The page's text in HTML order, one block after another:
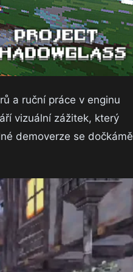
a ruční práce v enginu
vizuální zážitek, který
demoverze se dočkámě